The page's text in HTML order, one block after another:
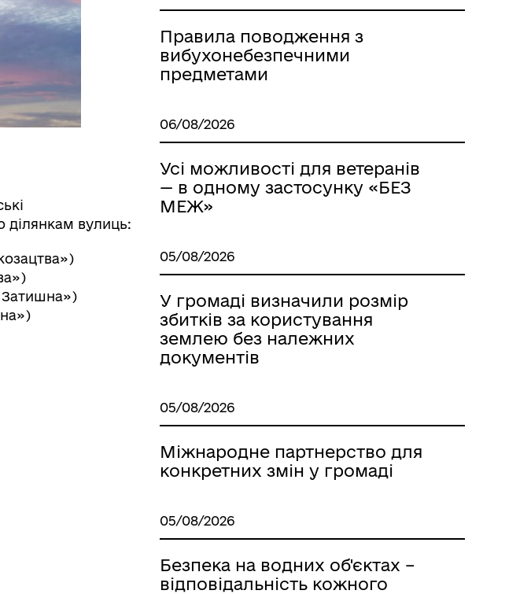
Військовослужбовцям,
ветеранам та їхнім родинам
Електронна черга в ТЦК
ділянкам вулиць:
Правила поводження з
вибухонебезпечними
предметами
06/08/2026
Усі можливості для ветеранів
— в одному застосунку «БЕЗ
МЕЖ»
05/08/2026
У громаді визначили розмір
збитків за користування
землею без належних
документів
05/08/2026
Міжнародне партнерство для
конкретних змін у громаді
05/08/2026
Безпека на водних об'єктах –
відповідальність кожного